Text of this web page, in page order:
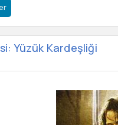
Yüzük Kardeşliği